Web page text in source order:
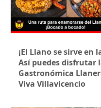
¡El Llano se sirve en
Así puedes disfrutar
Gastronómica
Viva Villavicencio